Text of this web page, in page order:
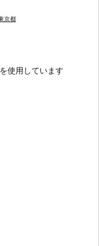
京都
使用しています